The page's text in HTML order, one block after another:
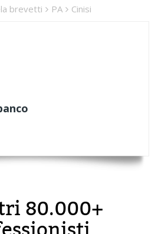
brevetti PA Cinisi
80.000+